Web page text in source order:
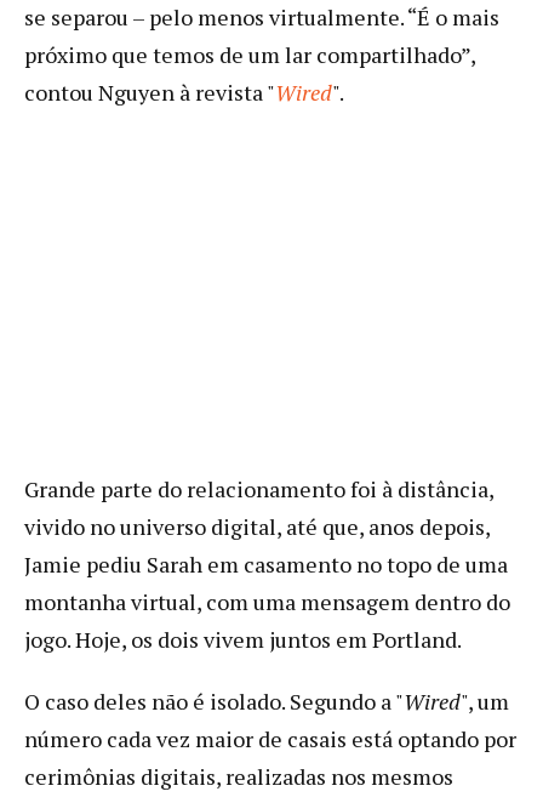
se separou – pelo menos virtualmente. “É o mais
próximo que temos de um lar compartilhado”,
contou Nguyen à revista "Wired".
Grande parte do relacionamento foi à distância,
vivido no universo digital, até que, anos depois,
Jamie pediu Sarah em casamento no topo de uma
montanha virtual, com uma mensagem dentro do
jogo. Hoje, os dois vivem juntos em Portland.
O caso deles não é isolado. Segundo a "Wired", um
número cada vez maior de casais está optando por
cerimônias digitais, realizadas nos mesmos